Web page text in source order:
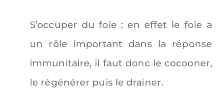
S’occuper du foie : en effet le foie a
un rôle important dans la réponse
immunitaire, il faut donc le cocooner,
le régénérer puis le drainer.